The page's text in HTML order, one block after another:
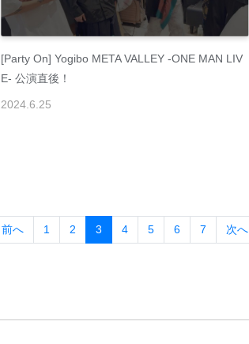
[Party On] Yogibo META VALLEY -ONE MAN LIV
E- 公演直後！
2024 .6 25
前へ 1 2 3 (current)
4 5 6 7 次へ